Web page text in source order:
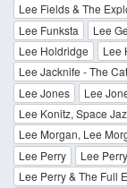
Lee Fields & The
Lee Funksta
Lee
Lee Holdridge
Lee
Lee Jacknife - The
Lee Jones
Lee
Lee Konitz, Space
Lee Morgan, Lee
Lee Perry
Lee
Lee Perry & The Full